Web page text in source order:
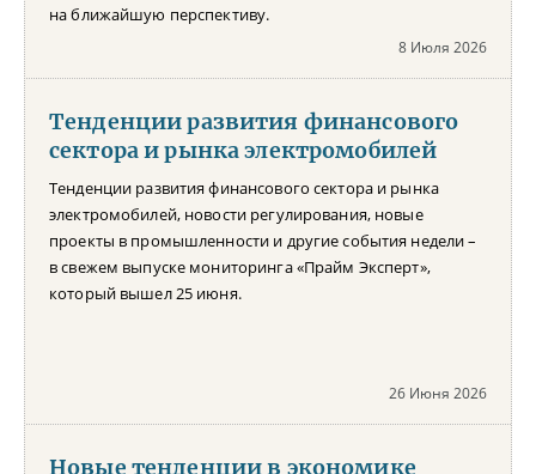
на ближайшую перспективу.
8 Июля 2026
Тенденции развития финансового
сектора и рынка электромобилей
Тенденции развития финансового сектора и рынка
электромобилей, новости регулирования, новые
проекты в промышленности и другие события недели –
в свежем выпуске мониторинга «Прайм Эксперт»,
который вышел 25 июня.
26 Июня 2026
Новые тенденции в экономике